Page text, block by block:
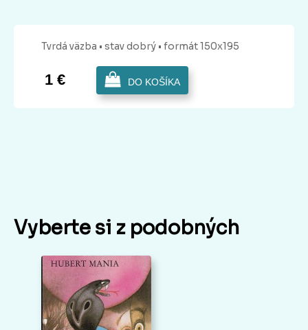
Tvrdá väzba • stav dobrý • formát 150x195
1 € DO KOŠÍKA
Vyberte si z podobných